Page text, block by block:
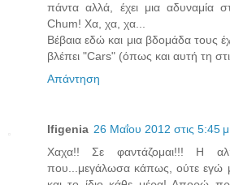
πάντα αλλά, έχει μια αδυναμία
Chum! Χα, χα, χα...
Βέβαια εδώ και μια βδομάδα τους
βλέπει "Cars" (όπως και αυτή τη
Απάντηση
Ifigenia 26 Μαΐου 2012 στις 5:45
Χαχα!! Σε φαντάζομαι!!! Η
που...μεγάλωσα κάπως, ούτε εγώ